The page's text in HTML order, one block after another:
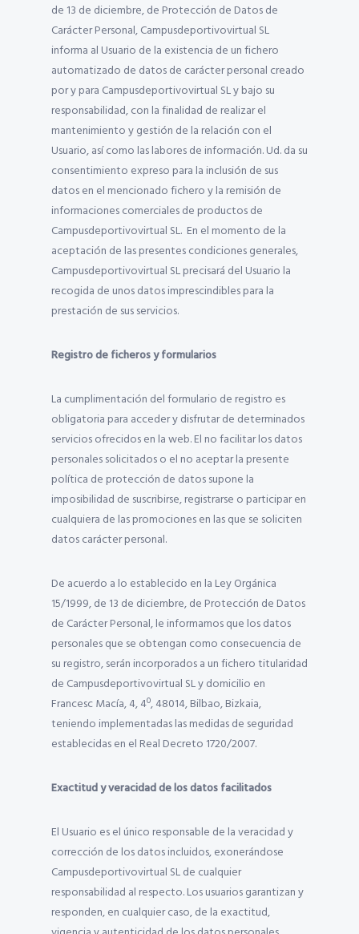
de 13 de diciembre, de Protección de Datos de
Carácter Personal, Campusdeportivovirtual SL
informa al Usuario de la existencia de un fichero
automatizado de datos de carácter personal creado
por y para Campusdeportivovirtual SL y bajo su
responsabilidad, con la finalidad de realizar el
mantenimiento y gestión de la relación con el
Usuario, así como las labores de información. Ud. da su
consentimiento expreso para la inclusión de sus
datos en el mencionado fichero y la remisión de
informaciones comerciales de productos de
Campusdeportivovirtual SL. En el momento de la
aceptación de las presentes condiciones generales,
Campusdeportivovirtual SL precisará del Usuario la
recogida de unos datos imprescindibles para la
prestación de sus servicios.
Registro de ficheros y formularios
La cumplimentación del formulario de registro es
obligatoria para acceder y disfrutar de determinados
servicios ofrecidos en la web. El no facilitar los datos
personales solicitados o el no aceptar la presente
política de protección de datos supone la
imposibilidad de suscribirse, registrarse o participar en
cualquiera de las promociones en las que se soliciten
datos carácter personal.
De acuerdo a lo establecido en la Ley Orgánica
15/1999, de 13 de diciembre, de Protección de Datos
de Carácter Personal, le informamos que los datos
personales que se obtengan como consecuencia de
su registro, serán incorporados a un fichero titularidad
de Campusdeportivovirtual SL y domicilio en
Francesc Macía, 4, 4º, 48014, Bilbao, Bizkaia,
teniendo implementadas las medidas de seguridad
establecidas en el Real Decreto 1720/2007.
Exactitud y veracidad de los datos facilitados
El Usuario es el único responsable de la veracidad y
corrección de los datos incluidos, exonerándose
Campusdeportivovirtual SL de cualquier
responsabilidad al respecto. Los usuarios garantizan y
responden, en cualquier caso, de la exactitud,